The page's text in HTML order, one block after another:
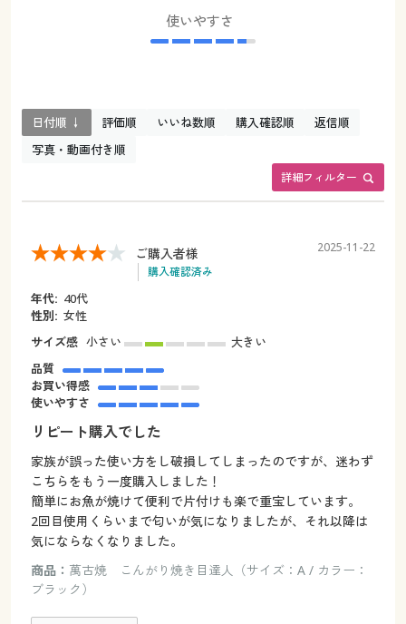
使いやすさ
詳細フィルター
日付順 ↓ 評価順 いいね数順 購入確認順
返信順
写真・動画付き順
ご購入者様
購入確認済み
2025-11-22
年代: 40代
性別: 女性
サイズ感 小さい
大きい
品質
お買い得感
使いやすさ
リピート購入でした
家族が誤った使い方をし破損してしまったのですが、迷わず
こちらをもう一度購入しました！
簡単にお魚が焼けて便利で片付けも楽で重宝しています。
2回目使用くらいまで匂いが気になりましたが、それ以降は
気にならなくなりました。
商品： 萬古焼 こんがり焼き目達人（サイズ：A / カラー：
ブラック）